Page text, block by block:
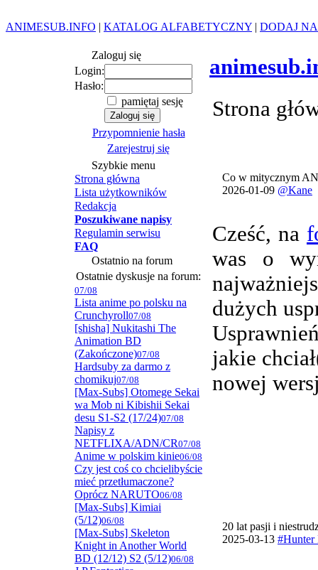
ANIMESUB.INFO | KATALOG ALFABETYCZNY | DODAJ
Zaloguj się
Login:
Hasło:
pamiętaj sesję
Przypomnienie hasła
Zarejestruj się
Szybkie menu
Strona główna
Lista użytkowników
Redakcja
Poszukiwane napisy
Regulamin serwisu
FAQ
Ostatnio na forum
Ostatnie dyskusje na forum:
07/08
Lista anime po polsku na
Crunchyroll07/08
[shisha] Nukitashi The
Animation BD
(Zakończone)07/08
Hardsuby za darmo z
chomikuj07/08
[Max-Subs] Otomege Sekai
wa Mob ni Kibishii Sekai
desu S1-S2 (17/24)07/08
Napisy z
NETFLIXA/ADN/CR07/08
Anime w polskim kinie06/08
Czy jest coś co chcielibyście
mieć przetłumaczone?
Oprócz NARUTO06/08
[Max-Subs] Kimiai
(5/12)06/08
[Max-Subs] Skeleton
Knight in Another World
BD (12/12) S2 (5/12)06/08
Strona
Co w mitycznym
2026-01-09 @Kane
Cześć, na
was o
dużych
jakie
nowej
20 lat pasji i
2025-03-13